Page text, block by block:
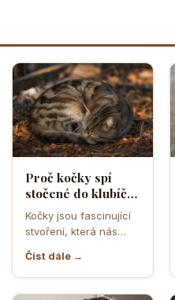
Proč kočky spí
stočené do klubíčka
a jak si tím chrání
tělesné teplo a
orgány
Kočky jsou fascinující
stvoření, která nás
svým chováním a
postoji. Jedno z…
Číst dále →